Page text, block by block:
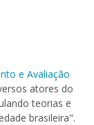
e Avaliação
atores do
teorias e
brasileira".